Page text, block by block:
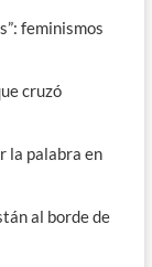
feminismos
cruzó
la palabra en
al borde de